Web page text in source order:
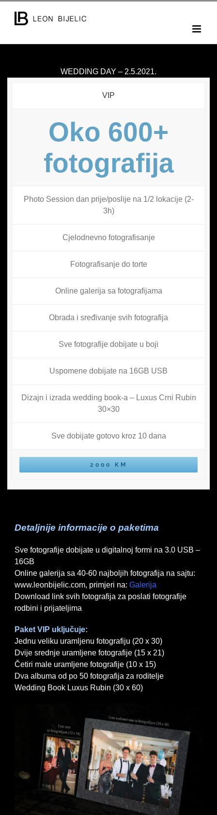
WEDDING DAY – 2.5.2021.
VIP
Oko 600+
fotografija
Photo Session dan prije/poslije na 1/2 lokacije (2-
3h)
Cjelodnevno fotografisanje
Fotografisanje do torte
Online galerija sa fotografijama
Obrada i sređivanje svih fotografija
Sve fotografije dobijate u boji
Uspomene dobijate na 16GB USB
Dizajn i izrada wedding book-a – Luxus Crni Rubin
30×30
Sve dobijate gotovo kroz 10 dana
2000 KM
Detaljnije informacije o paketima
Sve fotografije dobijate u digitalnoj formi na 3.0 USB –
16GB
Online galerija sa 40-60 najboljih fotografija na sajtu:
www.leonbijelic.com, primjeri na: Galerija
Download link svih fotografija za poslati fotografije
rodbini i prijateljima
Paket VIP uključuje:
Jednu veliku uramljenu fotografiju (20 x 30)
Dvije srednje uramljene fotografije (15 x 21)
Četiri male uramljene fotografije (10 x 15)
Dva albuma od po 50 fotografija za roditelje
Wedding Book Luxus Rubin (30 x 60)